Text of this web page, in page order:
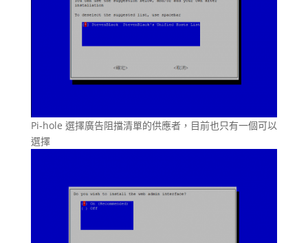
Pi-hole 選擇廣告阻擋清單的供應者，目前也只有一個可以
選擇